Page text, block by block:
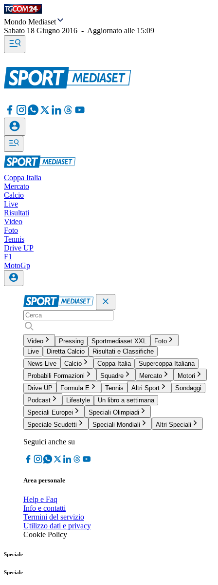
Mondo Mediaset
Sabato 18 Giugno 2016 - Aggiornato alle 15:09
Coppa Italia
Mercato
Calcio
Live
Risultati
Video
Foto
Tennis
Drive UP
F1
MotoGp
Video Pressing Sportmediaset XXL
Foto
Live
Diretta Calcio
Risultati e Classifiche
News Live
Calcio Coppa Italia
Supercoppa Italiana
Probabili Formazioni
Squadre Mercato
Motori
Drive UP
Formula E Tennis Altri Sport
Sondaggi
Podcast
Lifestyle
Un libro a settimana
Speciali Europei
Speciali Olimpiadi
Speciale Scudetti
Speciali Mondiali Altri Speciali
Seguici anche su
Area personale
Help e Faq
Info e contatti
Termini del servizio
Utilizzo dati e privacy
Cookie Policy
Speciale
Speciale